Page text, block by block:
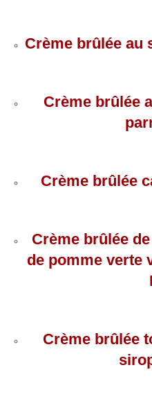
Crème brûlée au
Crème brûlée
Crème brûlée
Crème brûlée
de pomme verte
Crème brûlée